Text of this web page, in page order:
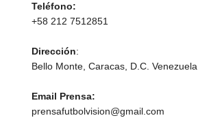
Teléfono:
+58 212 7512851
Dirección:
Bello Monte, Caracas, D.C. Venezuela
Email Prensa:
prensafutbolvision@gmail.com